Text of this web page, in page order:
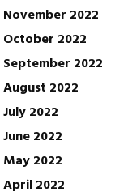
November 2022
October 2022
September 2022
August 2022
July 2022
June 2022
May 2022
April 2022